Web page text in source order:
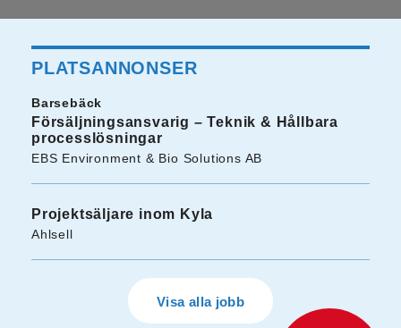
PLATSANNONSER
Barsebäck
Försäljningsansvarig – Teknik & Hållbara
processlösningar
EBS Environment & Bio Solutions AB
Projektsäljare inom Kyla
Ahlsell
Visa alla jobb